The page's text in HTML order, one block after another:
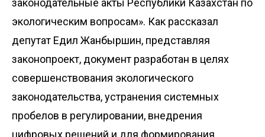
экологическим вопросам». Как рассказал
депутат Едил Жанбыршин, представляя
законопроект, документ разработан в целях
совершенствования экологического
законодательства, устранения системных
пробелов в регулировании, внедрения
цифровых решений и для формирования